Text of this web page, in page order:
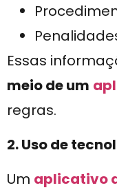
Essas
meio de um
regras.
2. Uso de
Um aplicativo